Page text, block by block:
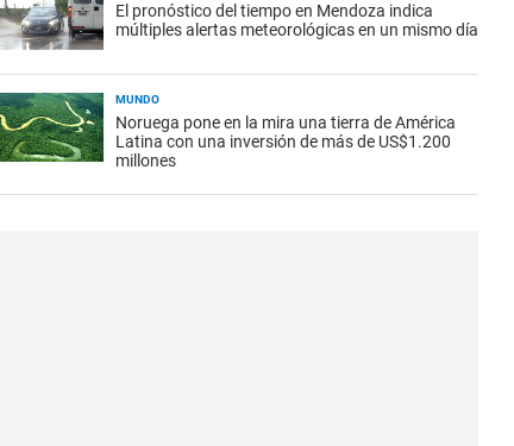
El pronóstico del tiempo en Mendoza indica
múltiples alertas meteorológicas en un mismo día
MUNDO
Noruega pone en la mira una tierra de América
Latina con una inversión de más de US$1.200
millones